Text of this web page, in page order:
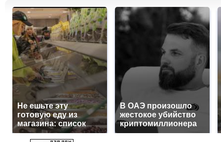
Не ешьте эту
готовую еду из
магазина: список
В ОАЭ произошло
жестокое убийство
криптомиллионера